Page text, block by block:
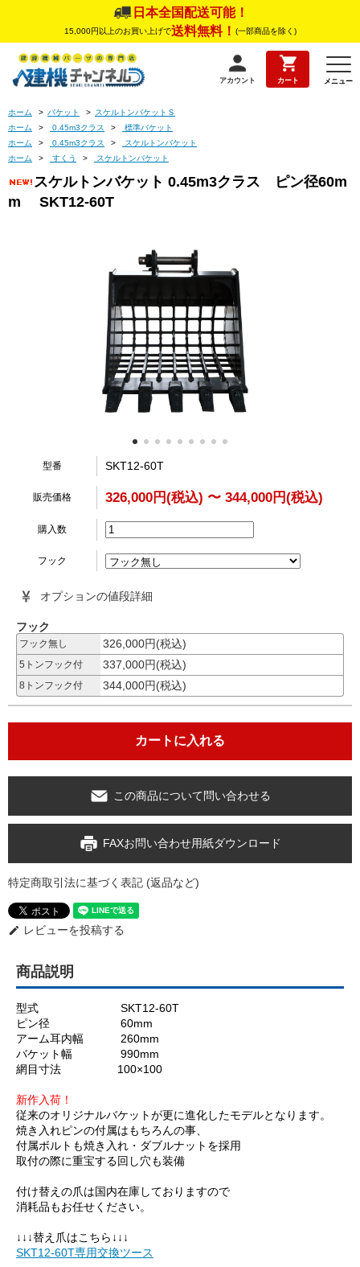
日本全国配送可能！
15,000円以上のお買い上げで送料無料！ (一部商品を除く)
アカウント カート メニュー
ホーム > バケット > スケルトンバケットＳ
ホーム
> 0.45m3クラス >
標準バケット
ホーム
> 0.45m3クラス >
スケルトンバケット
ホーム
> すくう > スケルトンバケット
スケルトンバケット 0.45m3クラス ピン径60m
m SKT12-60T
型番 SKT12-60T
販売価格 326,000円(税込) 〜 344,000円(税込)
購入数
フック
オプションの値段詳細
フック
フック無し 326,000円(税込)
5トンフック付 337,000円(税込)
8トンフック付 344,000円(税込)
この商品について問い合わせる
FAXお問い合わせ用紙ダウンロード
特定商取引法に基づく表記 (返品など)
edit レビューを投稿する
商品説明
型式 SKT12-60T
ピン径 60mm
アーム耳内幅 260mm
バケット幅 990mm
網目寸法 100×100
新作入荷！
従来のオリジナルバケットが更に進化したモデルとなります。
焼き入れピンの付属はもちろんの事、
付属ボルトも焼き入れ・ダブルナットを採用
取付の際に重宝する回し穴も装備
付け替えの爪は国内在庫しておりますので
消耗品もお任せください。
↓↓↓替え爪はこちら↓↓↓
SKT12-60T専用交換ツース